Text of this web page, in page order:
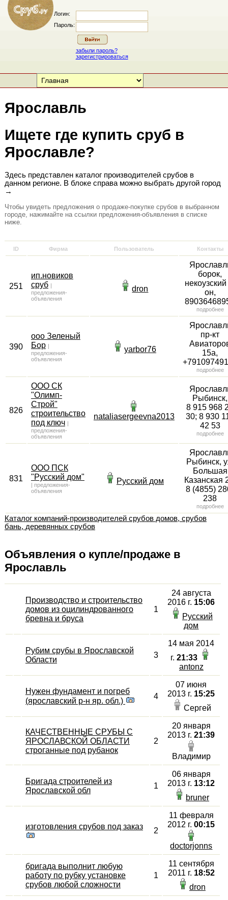
Логин:
Пароль:
забыли пароль?
зарегистрироваться
Ярославль
Ищете где купить сруб в
Ярославле?
Здесь представлен каталог производителей срубов в
данном регионе. В блоке справа можно выбрать другой город
→
Чтобы увидеть предложения о продаже-покупке срубов в выбранном
городе, нажимайте на ссылки предложения-объявления в списке
ниже.
ID Фирма Пользователь Контакты
251
ип.новиков
сруб |
предложения-
объявления
dron
борок,
он,
подробнее
390
ооо Зеленый
Бор |
предложения-
объявления
yarbor76
пр-кт
15а,
подробнее
826
ООО СК
"Олимп-
Строй"
строительство
под ключ |
предложения-
объявления
nataliasergeevna2013
Рыбинск,
8 915 968
30; 8 930
42 53
подробнее
831
ООО ПСК
"Русский дом"
| предложения-
объявления
Русский дом
Рыбинск,
Большая
Казанская
8 (4855)
238
подробнее
Каталог компаний-производителей срубов домов, срубов
бань, деревянных срубов
Объявления о купле/продаже в
Ярославль
Производство и строительство
домов из оцилиндрованного
бревна и бруса
1
24 августа
2016 г. 15:06
Русский
дом
Рубим срубы в Ярославской
Области
3
14 мая 2014
г.21:33
antonz
Нужен фундамент и погреб
(ярославский р-н яр. обл.)
4
07 июня
2013 г. 15:25
Сергей
КАЧЕСТВЕННЫЕ СРУБЫ С
ЯРОСЛАВСКОЙ ОБЛАСТИ
строганные под рубанок
2
20 января
2013 г.21:39
Владимир
Бригада строителей из
Ярославской обл
1
06 января
2013 г. 13:12
bruner
изготовления срубов под заказ 2
11 февраля
2012 г.00:15
doctorjonns
бригада выполнит любую
работу по рубку установке
срубов любой сложности
1
11 сентября
2011 г. 18:52
dron